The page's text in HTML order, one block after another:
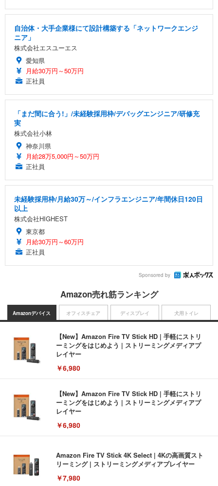
自治体・大手企業様にて設計構築する「ネットワークエンジ
ニア」
株式会社エスユーエス
愛知県
月給30万円～50万円
正社員
「まだ間に合う!」/未経験採用枠/デバッグエンジニア/研修充
実
株式会社小林
神奈川県
月給28万5,000円～50万円
正社員
未経験採用枠/月給30万～/インフラエンジニア/年間休日120日
以上
株式会社HIGHEST
東京都
月給30万円～60万円
正社員
Sponsored by
Amazon売れ筋ランキング
Amazonデバイス
【New】Amazon Fire TV Stick HD | 手軽にストリ
ーミングをはじめよう | ストリーミングメディアプ
レイヤー
￥6,980
【New】Amazon Fire TV Stick HD | 手軽にストリ
ーミングをはじめよう | ストリーミングメディアプ
レイヤー
￥6,980
Amazon Fire TV Stick 4K Select | 4Kの高画質スト
リーミング | ストリーミングメディアプレイヤー
￥7,980
オフィスチェア ディスプレイ 犬用トイレ